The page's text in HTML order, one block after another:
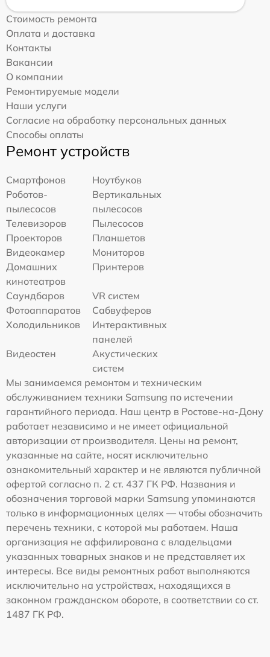
Стоимость ремонта
Оплата и доставка
Контакты
Вакансии
О компании
Ремонтируемые модели
Наши услуги
Согласие на обработку персональных данных
Способы оплаты
Ремонт устройств
Смартфонов
Ноутбуков
Роботов-
пылесосов
Вертикальных
пылесосов
Телевизоров
Пылесосов
Проекторов
Планшетов
Видеокамер
Мониторов
Домашних
кинотеатров
Принтеров
Саундбаров
VR систем
Фотоаппаратов
Сабвуферов
Холодильников
Интерактивных
панелей
Видеостен
Акустических
систем
Мы занимаемся ремонтом и техническим
обслуживанием техники Samsung по истечении
гарантийного периода. Наш центр в Ростове-на-Дону
работает независимо и не имеет официальной
авторизации от производителя. Цены на ремонт,
указанные на сайте, носят исключительно
ознакомительный характер и не являются публичной
офертой согласно п. 2 ст. 437 ГК РФ. Названия и
обозначения торговой марки Samsung упоминаются
только в информационных целях — чтобы обозначить
перечень техники, с которой мы работаем. Наша
организация не аффилирована с владельцами
указанных товарных знаков и не представляет их
интересы. Все виды ремонтных работ выполняются
исключительно на устройствах, находящихся в
законном гражданском обороте, в соответствии со ст.
1487 ГК РФ.